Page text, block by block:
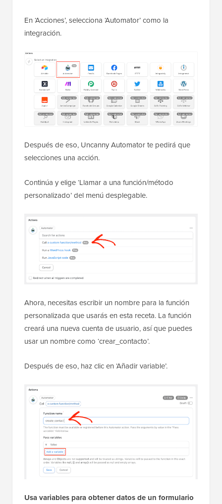
En ‘Acciones’, selecciona ‘Automator’ como la
integración.
Después de eso, Uncanny Automator te pedirá que
selecciones una acción.
Continúa y elige ‘Llamar a una función/método
personalizado’ del menú desplegable.
Ahora, necesitas escribir un nombre para la función
personalizada que usarás en esta receta. La función
creará una nueva cuenta de usuario, así que puedes
usar un nombre como ‘crear_contacto’.
Después de eso, haz clic en ‘Añadir variable’.
Usa variables para obtener datos de un formulario